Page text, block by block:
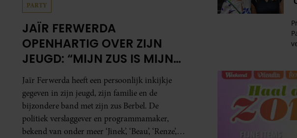
PARTY
JAÏR FERWERDA
OPENHARTIG OVER ZIJN
JEUGD: “MIJN ZUS IS MIJN
MORELE KOMPAS”
Jaïr Ferwerda heeft een persoonlijk inkijkje
gegeven in zijn jeugd, zijn familie en de
bijzondere band met zijn zus Berbel. De
politiek verslaggever en programmamaker,
bekend van onder meer ‘Jinek’, ‘Beau’, ‘Renze’,